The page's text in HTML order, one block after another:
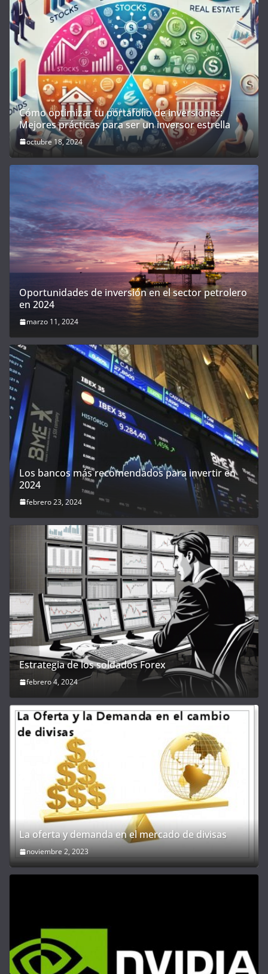
Cómo optimizar tu portafolio de inversiones:
Mejores prácticas para ser un inversor estrella
octubre 18, 2024
Oportunidades de inversión en el sector petrolero
en 2024
marzo 11, 2024
Los bancos más recomendados para invertir en
2024
febrero 23, 2024
Estrategia de los soldados Forex
febrero 4, 2024
La oferta y demanda en el mercado de divisas
noviembre 2, 2023